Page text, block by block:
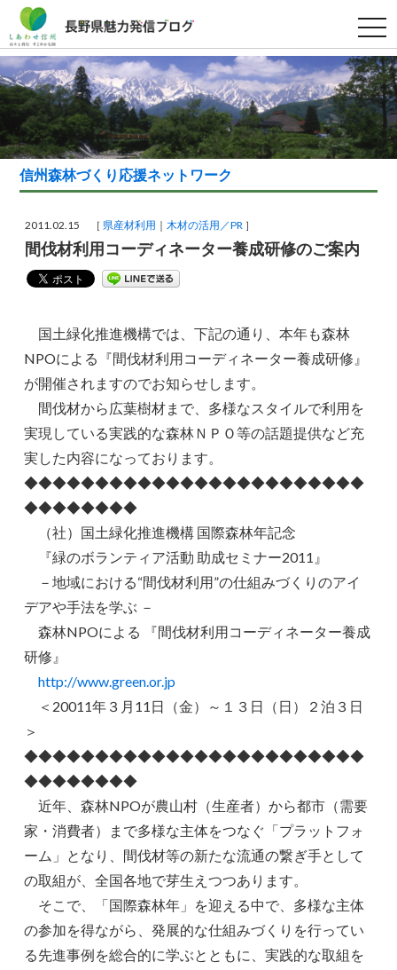
t
o
g
g
l
e
n
a
v
g
i
信州森林づくり応援ネットワーク
2011.02.15 ［ 県産材利用 木材の活用／PR ］
間伐材利用コーディネーター養成研修のご案内
国土緑化推進機構では、下記の通り、本年も森林
NPOによる『間伐材利用コーディネーター養成研修』
が開催されますのでお知らせします。
間伐材から広葉樹材まで、多様なスタイルで利用を
実現している実践的な森林ＮＰＯ等の話題提供など充
実した内容になっております。
◆◆◆◆◆◆◆◆◆◆◆◆◆◆◆◆◆◆◆◆◆◆◆◆
◆◆◆◆◆◆◆◆
（社）国土緑化推進機構 国際森林年記念
『緑のボランティア活動 助成セミナー2011』
－地域における“間伐材利用”の仕組みづくりのアイ
デアや手法を学ぶ －
森林NPOによる 『間伐材利用コーディネーター養成
研修』
http://www.green.or.jp
＜20011年３月11日（金）～１３日（日）２泊３日
＞
◆◆◆◆◆◆◆◆◆◆◆◆◆◆◆◆◆◆◆◆◆◆◆◆
◆◆◆◆◆◆◆◆
近年、森林NPOが農山村（生産者）から都市（需要
家・消費者）まで多様な主体をつなぐ「プラットフォ
ーム」となり、間伐材等の新たな流通の繋ぎ手として
の取組が、全国各地で芽生えつつあります。
そこで、「国際森林年」を迎える中で、多様な主体
の参加を得ながら、発展的な仕組みづくりを行ってい
る先進事例を総合的に学ぶとともに、実践的な取組を